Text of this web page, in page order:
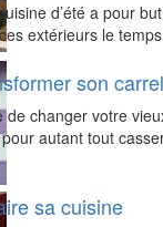
d’été a pour
extérieurs le
son
de changer votre
autant tout
sa cuisine